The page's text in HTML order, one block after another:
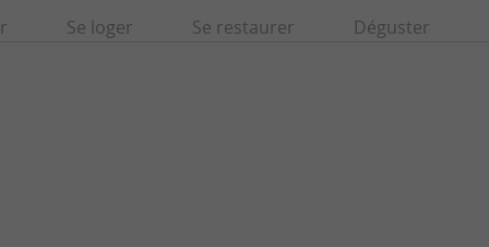
Se loger Se restaurer Déguster